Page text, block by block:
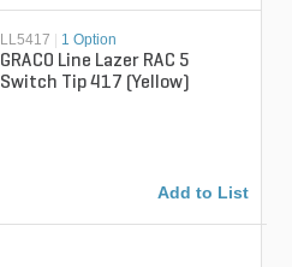
LL5417 | 1 Option
GRACO Line Lazer RAC 5
Switch Tip 417 (Yellow)
Add to List